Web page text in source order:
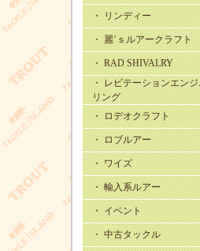
・ リンディー
・ 麗’ｓルアークラフト
・ RAD SHIVALRY
・ レビテーションエン
リング
・ ロデオクラフト
・ ロブルアー
・ ワイズ
・ 輸入系ルアー
・ イベント
・ 中古タックル